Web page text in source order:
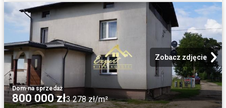
Zobacz zdjęcie
Dom·na sprzedaż
800 000 zł3 278 zł/m²